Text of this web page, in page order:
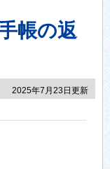
帳の返
2025年7月23日更新